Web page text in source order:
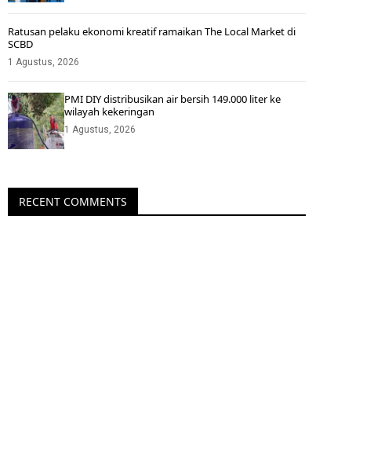
Ratusan pelaku ekonomi kreatif ramaikan The Local Market di
SCBD
1 Agustus, 2026
PMI DIY distribusikan air bersih 149.000 liter ke
wilayah kekeringan
1 Agustus, 2026
RECENT COMMENTS